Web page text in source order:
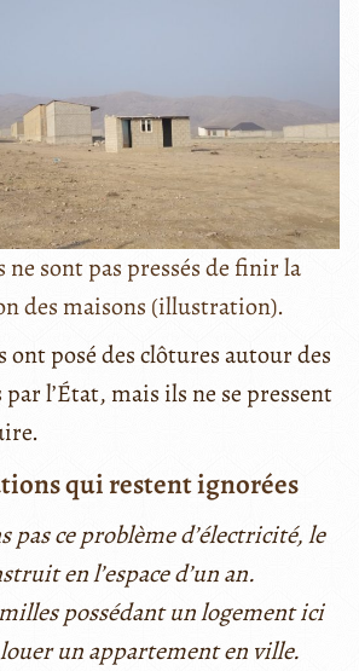
ne sont pas pressés de finir la
des maisons (illustration).
posé des clôtures autour des
l’État, mais ils ne se pressent
qui restent ignorées
pas ce problème d’électricité, le
en l’espace d’un an.
possédant un logement ici
un appartement en ville.